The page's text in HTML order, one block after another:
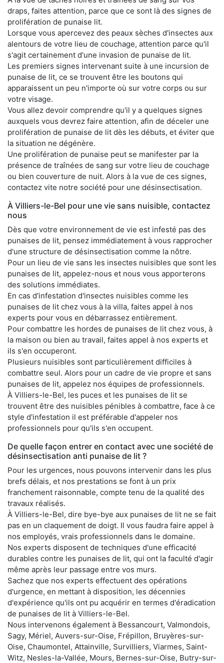
draps, faites attention, parce que ce sont là des signes de
prolifération de punaise lit.
Lorsque vous apercevez des peaux sèches d'insectes aux
alentours de votre lieu de couchage, attention parce qu'il
s'agit certainement d'une invasion de punaise de lit.
Les premiers signes intervenant suite à une incursion de
punaise de lit, ce se trouvent être les boutons qui
apparaissent un peu n'importe où sur votre corps ou sur
votre visage.
Vous allez devoir comprendre qu'il y a quelques signes
auxquels vous devrez faire attention, afin de déceler une
prolifération de punaise de lit dès les débuts, et éviter que
la situation ne dégénère.
Une prolifération de punaise peut se manifester par la
présence de traînées de sang sur votre lieu de couchage
ou bien couverture de nuit. Alors à la vue de ces signes,
contactez vite notre société pour une désinsectisation.
À Villiers-le-Bel pour une vie sans nuisible, contactez
nous
Dès que votre environnement de vie est infesté pas des
punaises de lit, pensez immédiatement à vous rapprocher
d'une structure de désinsectisation comme la nôtre.
Pour un lieu de vie sans les insectes nuisibles que sont les
punaises de lit, appelez-nous et nous vous apporterons
des solutions immédiates.
En cas d'infestation d'insectes nuisibles comme les
punaises de lit chez vous à la villa, faites appel à nos
experts pour vous en débarrassez entièrement.
Pour combattre les hordes de punaises de lit chez vous, à
la maison ou bien au travail, faites appel à nos experts et
ils s'en occuperont.
Plusieurs nuisibles sont particulièrement difficiles à
combattre seul. Alors pour un cadre de vie propre et sans
punaises de lit, appelez nos équipes de professionnels.
À Villiers-le-Bel, les puces et les punaises de lit se
trouvent être des nuisibles pénibles à combattre, face à ce
style d'infestation il est préférable d'appeler nos
professionnels pour qu'ils s'en occupent.
De quelle façon entrer en contact avec une société de
désinsectisation anti punaise de lit ?
Pour les urgences, nous pouvons intervenir dans les plus
brefs délais, et nos prestations se font à un prix
franchement raisonnable, compte tenu de la qualité des
travaux réalisés.
À Villiers-le-Bel, dire bye-bye aux punaises de lit ne se fait
pas en un claquement de doigt. Il vous faudra faire appel à
nos employés, vrais professionnels dans le domaine.
Nos experts disposent de techniques d'une efficacité
durables contre les punaises de lit, qui ont la faculté d'agir
même après leur passage entre vos murs.
Sachez que nos experts effectuent des opérations
d'urgence, en mettant à disposition, les décennies
d'expérience qu'ils ont pu acquérir en termes d'éradication
de punaises de lit à Villiers-le-Bel.
Nous intervenons également à Bessancourt, Valmondois,
Sagy, Mériel, Auvers-sur-Oise, Frépillon, Bruyères-sur-
Oise, Chaumontel, Attainville, Survilliers, Viarmes, Saint-
Witz, Nesles-la-Vallée, Mours, Bernes-sur-Oise, Butry-sur-